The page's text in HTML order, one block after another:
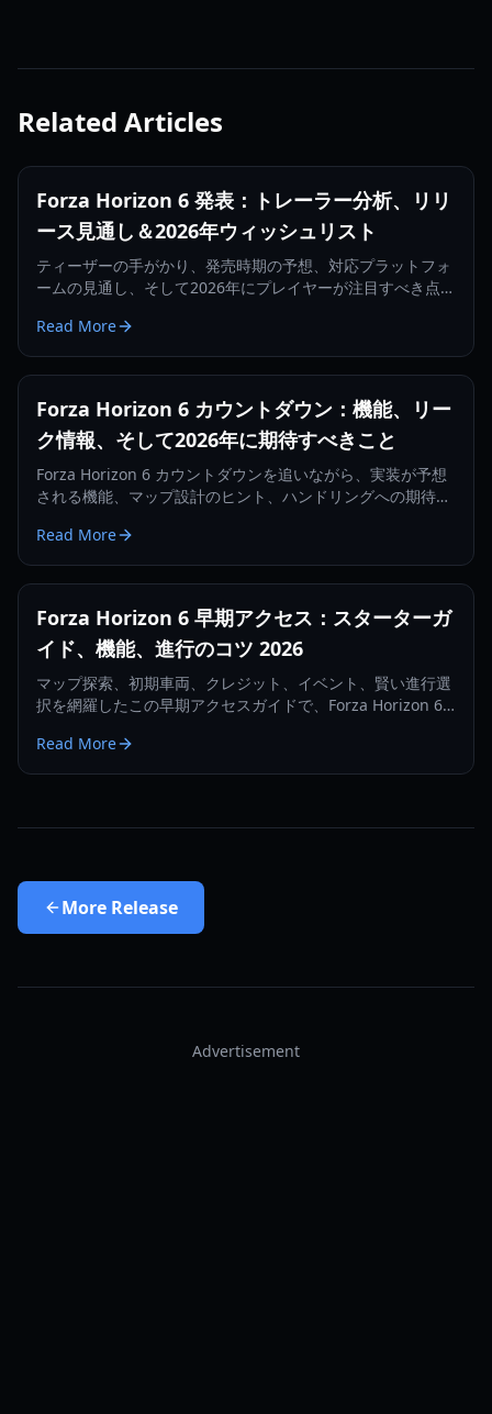
Related Articles
Forza Horizon 6 発表：トレーラー分析、リリ
ース見通し＆2026年ウィッシュリスト
ティーザーの手がかり、発売時期の予想、対応プラットフォ
ームの見通し、そして2026年にプレイヤーが注目すべき点を
Read More
Forza Horizon 6 カウントダウン：機能、リー
ク情報、そして2026年に期待すべきこと
Forza Horizon 6 カウントダウンを追いながら、実装が予想
される機能、マップ設計のヒント、ハンドリングへの期待、
します。
Read More
Forza Horizon 6 早期アクセス：スターターガ
イド、機能、進行のコツ 2026
マップ探索、初期車両、クレジット、イベント、賢い進行選
択を網羅したこの早期アクセスガイドで、Forza Horizon 6
Read More
More Release
Advertisement